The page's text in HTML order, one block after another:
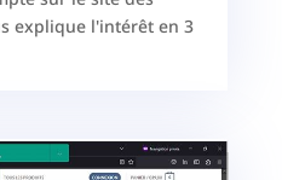
explique l'intérêt en 3